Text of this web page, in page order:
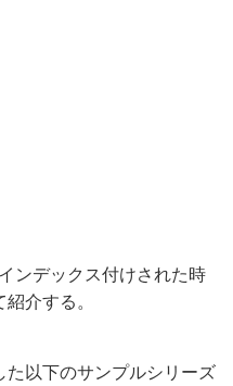
ンデックス付けされた時
介する。
以下のサンプルシリーズ